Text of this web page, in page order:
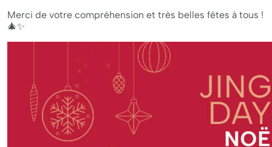
Merci de votre compréhension et très belles fêtes à tous !
🎄✨